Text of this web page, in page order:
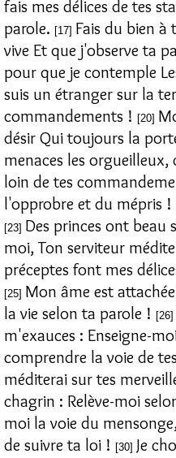
fais mes délices de tes
parole. [17] Fais du bien à
vive Et que j'observe ta
pour que je contemple
suis un étranger sur la
commandements ! [20]
désir Qui toujours la
menaces les
loin de tes
l'opprobre et du mépris !
[23] Des princes ont beau
moi, Ton serviteur
préceptes font mes
[25] Mon âme est
la vie selon ta parole ! [26]
m'exauces : Enseigne-
comprendre la voie de
méditerai sur tes
chagrin : Relève-moi
moi la voie du
de suivre ta loi ! [30] Je